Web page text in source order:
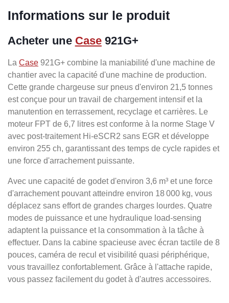
Informations sur le produit
Acheter une Case921G+
La Case 921G+ combine la maniabilité d'une machine de
chantier avec la capacité d'une machine de production.
Cette grande chargeuse sur pneus d'environ 21,5 tonnes
est conçue pour un travail de chargement intensif et la
manutention en terrassement, recyclage et carrières. Le
moteur FPT de 6,7 litres est conforme à la norme Stage V
avec post-traitement Hi-eSCR2 sans EGR et développe
environ 255 ch, garantissant des temps de cycle rapides et
une force d'arrachement puissante.
Avec une capacité de godet d'environ 3,6 m³ et une force
d'arrachement pouvant atteindre environ 18 000 kg, vous
déplacez sans effort de grandes charges lourdes. Quatre
modes de puissance et une hydraulique load-sensing
adaptent la puissance et la consommation à la tâche à
effectuer. Dans la cabine spacieuse avec écran tactile de 8
pouces, caméra de recul et visibilité quasi périphérique,
vous travaillez confortablement. Grâce à l'attache rapide,
vous passez facilement du godet à d'autres accessoires.